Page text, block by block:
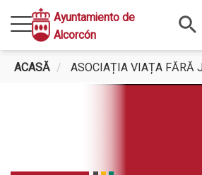
conţinutul
principal
Ayuntamiento de
Alcorcón
ACASĂ ASOCIAȚIA VIAȚA FĂRĂ